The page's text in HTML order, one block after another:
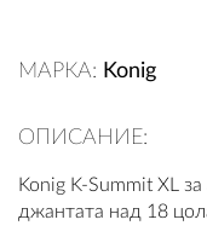
МАРКА: Konig
ОПИСАНИЕ:
Konig K-Summit XL
джантата над 18
УСЛОВИЯ ЗА